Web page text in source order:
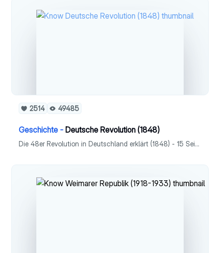
2514 49485
Geschichte - Deutsche Revolution (1848)
Die 48er Revolution in Deutschland erklärt (1848) - 15 Seiten